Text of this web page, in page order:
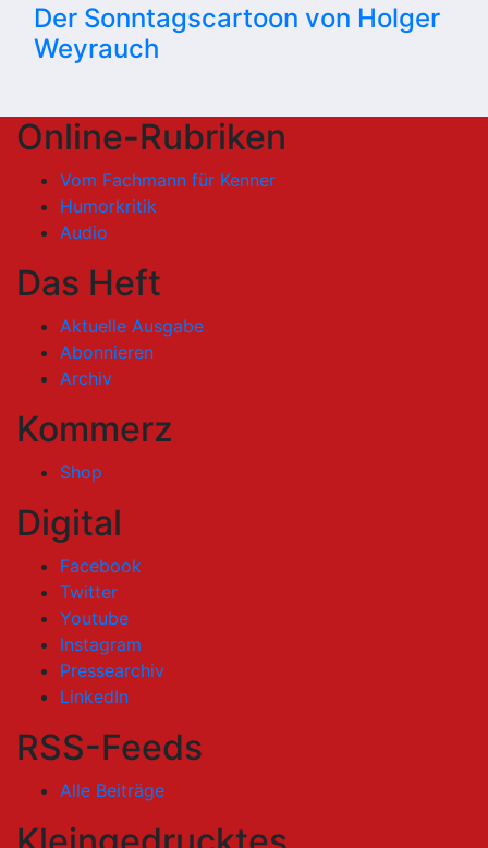
Der Sonntagscartoon von Holger
Weyrauch
Online-Rubriken
Vom Fachmann für Kenner
Humorkritik
Audio
Das Heft
Aktuelle Ausgabe
Abonnieren
Archiv
Kommerz
Shop
Digital
Facebook
Twitter
Youtube
Instagram
Pressearchiv
LinkedIn
RSS-Feeds
Alle Beiträge